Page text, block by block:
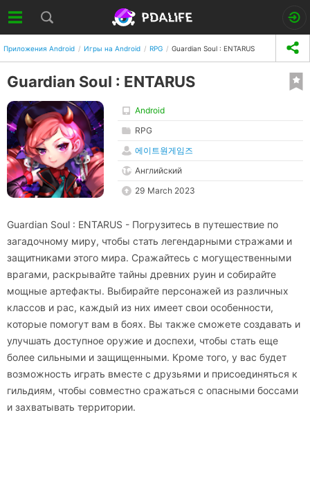
Приложения Android Игры на Android RPG Guardian Soul : ENTARUS
Guardian Soul : ENTARUS
Android
RPG
에이트원게임즈
Английский
29 March 2023
Guardian Soul : ENTARUS - Погрузитесь в путешествие по
загадочному миру, чтобы стать легендарными стражами и
защитниками этого мира. Сражайтесь с могущественными
врагами, раскрывайте тайны древних руин и собирайте
мощные артефакты. Выбирайте персонажей из различных
классов и рас, каждый из них имеет свои особенности,
которые помогут вам в боях. Вы также сможете создавать и
улучшать доступное оружие и доспехи, чтобы стать еще
более сильными и защищенными. Кроме того, у вас будет
возможность играть вместе с друзьями и присоединяться к
гильдиям, чтобы совместно сражаться с опасными боссами
и захватывать территории.